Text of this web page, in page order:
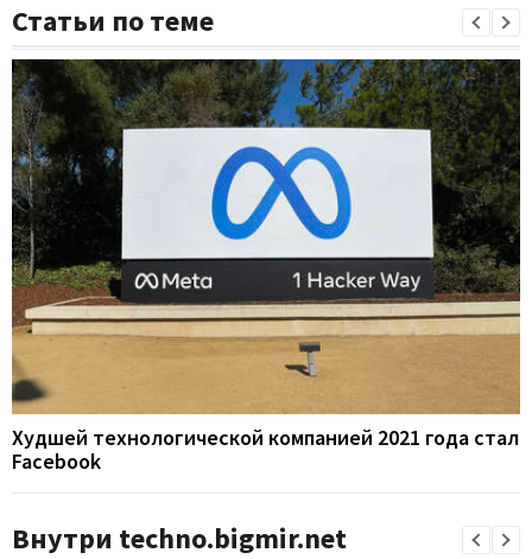
Статьи по теме
Худшей технологической компанией 2021 года стал
Facebook
Внутри techno.bigmir.net